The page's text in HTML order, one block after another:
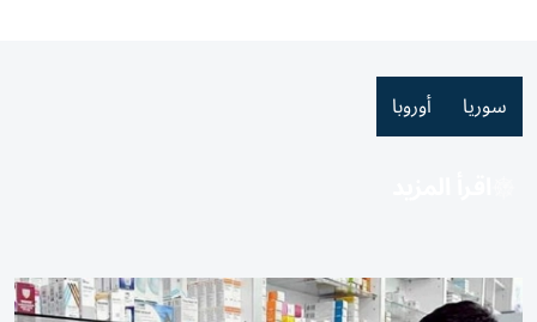
سوريا أوروبا